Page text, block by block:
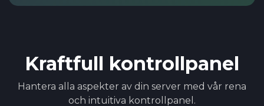
Kraftfull kontrollpanel
Hantera alla aspekter av din server med vår rena
och intuitiva kontrollpanel.